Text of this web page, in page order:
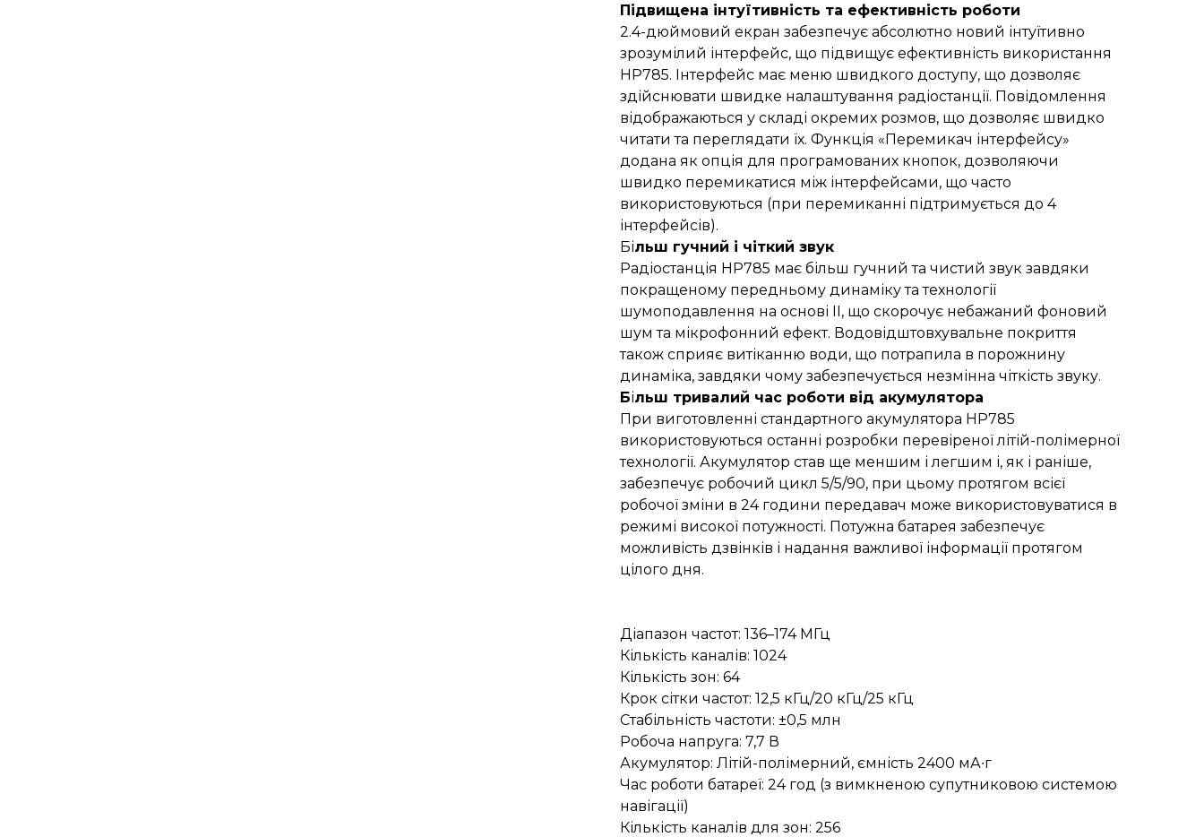
Підвищена інтуїтивність та ефективність роботи
2.4-дюймовий екран забезпечує абсолютно новий інтуїтивно
зрозумілий інтерфейс, що підвищує ефективність використання
HP785. Інтерфейс має меню швидкого доступу, що дозволяє
здійснювати швидке налаштування радіостанції. Повідомлення
відображаються у складі окремих розмов, що дозволяє швидко
читати та переглядати їх. Функція «Перемикач інтерфейсу»
додана як опція для програмованих кнопок, дозволяючи
швидко перемикатися між інтерфейсами, що часто
використовуються (при перемиканні підтримується до 4
інтерфейсів).
Більш гучний і чіткий звук
Радіостанція HP785 має більш гучний та чистий звук завдяки
покращеному передньому динаміку та технології
шумоподавлення на основі ІІ, що скорочує небажаний фоновий
шум та мікрофонний ефект. Водовідштовхувальне покриття
також сприяє витіканню води, що потрапила в порожнину
динаміка, завдяки чому забезпечується незмінна чіткість звуку.
Більш тривалий час роботи від акумулятора
При виготовленні стандартного акумулятора HP785
використовуються останні розробки перевіреної літій-полімерної
технології. Акумулятор став ще меншим і легшим і, як і раніше,
забезпечує робочий цикл 5/5/90, при цьому протягом всієї
робочої зміни в 24 години передавач може використовуватися в
режимі високої потужності. Потужна батарея забезпечує
можливість дзвінків і надання важливої ​​інформації протягом
цілого дня.
Діапазон частот: 136–174 МГц
Кількість каналів: 1024
Кількість зон: 64
Крок сітки частот: 12,5 кГц/20 кГц/25 кГц
Стабільність частоти: ±0,5 млн
Робоча напруга: 7,7 В
Акумулятор: Літій-полімерний, ємність 2400 мА∙г
Час роботи батареї: 24 год (з вимкненою супутниковою системою
навігації)
Кількість каналів для зон: 256